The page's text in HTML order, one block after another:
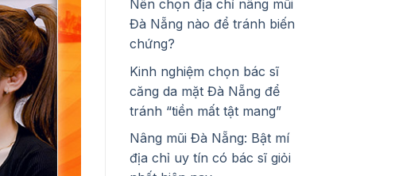
Nên chọn địa chỉ nâng mũi
Đà Nẵng nào để tránh biến
chứng?
Kinh nghiệm chọn bác sĩ
căng da mặt Đà Nẵng để
tránh “tiền mất tật mang”
Nâng mũi Đà Nẵng: Bật mí
địa chỉ uy tín có bác sĩ giỏi